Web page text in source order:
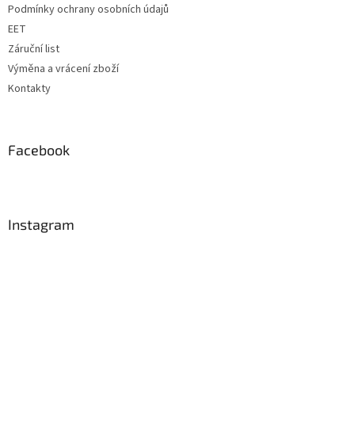
Podmínky ochrany osobních údajů
EET
Záruční list
Výměna a vrácení zboží
Kontakty
Facebook
Instagram